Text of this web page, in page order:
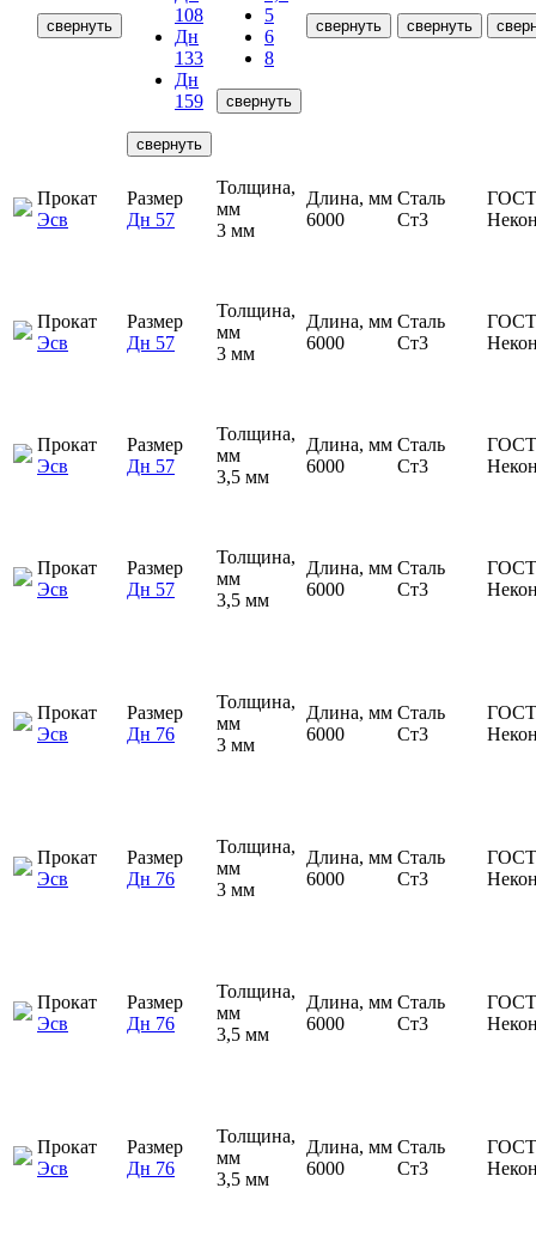
свернуть
108
Дн
133
Дн
159
свернуть
5
6
8
свернуть
свернуть свернуть
Прокат
Эсв
Размер
Дн 57
Толщина,
мм
3 мм
Длина, мм
6000
Сталь
Ст3
Прокат
Эсв
Размер
Дн 57
Толщина,
мм
3 мм
Длина, мм
6000
Сталь
Ст3
Прокат
Эсв
Размер
Дн 57
Толщина,
мм
3,5 мм
Длина, мм
6000
Сталь
Ст3
Прокат
Эсв
Размер
Дн 57
Толщина,
мм
3,5 мм
Длина, мм
6000
Сталь
Ст3
Прокат
Эсв
Размер
Дн 76
Толщина,
мм
3 мм
Длина, мм
6000
Сталь
Ст3
Прокат
Эсв
Размер
Дн 76
Толщина,
мм
3 мм
Длина, мм
6000
Сталь
Ст3
Прокат
Эсв
Размер
Дн 76
Толщина,
мм
3,5 мм
Длина, мм
6000
Сталь
Ст3
Прокат
Эсв
Размер
Дн 76
Толщина,
мм
3,5 мм
Длина, мм
6000
Сталь
Ст3